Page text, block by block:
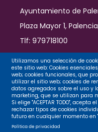
Ayuntamiento de
Plaza Mayor 1,
Tlf: 979718100
Contacto
Legal
Privacidad
Utilizamos una selección de
este sitio web: Cookies
web; cookies funcionales, que
utilizar el sitio web; cookies de
datos agregados sobre el uso y
marketing, que se utilizan para
Si elige "ACEPTAR TODO",
rechazar tipos de cookies
futuro en cualquier momento en
Política de privacidad